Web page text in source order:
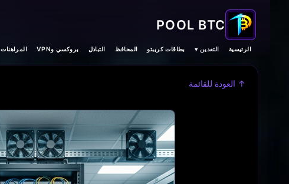
POOL BTC
الرئيسية التعدين ▾ بطاقات كريبتو المحافظ التبادل بروكسي وVPN المراهنات
↑ العودة للقائمة